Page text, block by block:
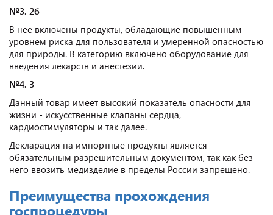
№3. 2б
В неё включены продукты, обладающие повышенным
уровнем риска для пользователя и умеренной опасностью
для природы. В категорию включено оборудование для
введения лекарств и анестезии.
№4. 3
Данный товар имеет высокий показатель опасности для
жизни - искусственные клапаны сердца,
кардиостимуляторы и так далее.
Декларация на импортные продукты является
обязательным разрешительным документом, так как без
него ввозить медизделие в пределы России запрещено.
Преимущества прохождения
госпроцедуры